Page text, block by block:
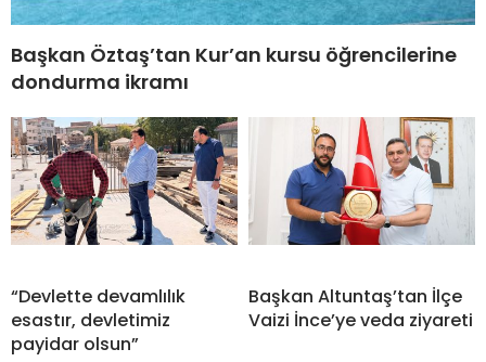
Başkan Öztaş’tan Kur’an kursu öğrencilerine
dondurma ikramı
“Devlette devamlılık
esastır, devletimiz
payidar olsun”
Başkan Altuntaş’tan İlçe
Vaizi İnce’ye veda ziyareti